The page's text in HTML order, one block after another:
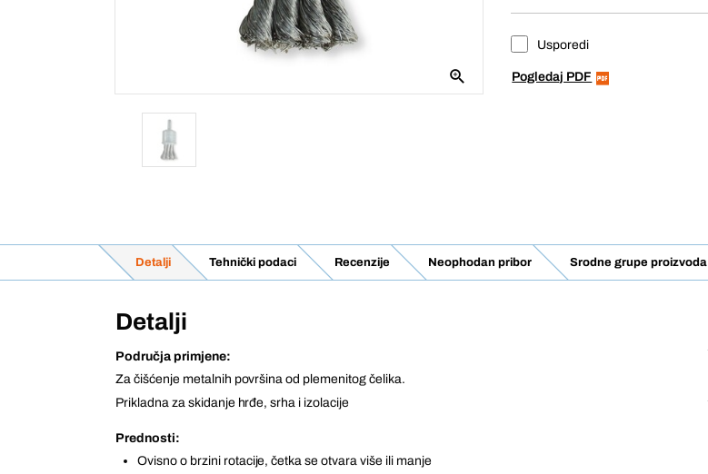
Usporedi
Pogledaj PDF
Detalji Tehnički podaci Recenzije Neophodan pribor Srodne grupe proizvoda
Detalji
Područja primjene:
Za čišćenje metalnih površina od plemenitog čelika.
Prikladna za skidanje hrđe, srha i izolacije
Prednosti:
Ovisno o brzini rotacije, četka se otvara više ili manje